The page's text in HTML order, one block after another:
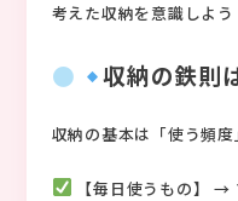
考えた収納を意識しよう
収納の鉄則
収納の基本は「使う頻度
【毎日使うもの】 →